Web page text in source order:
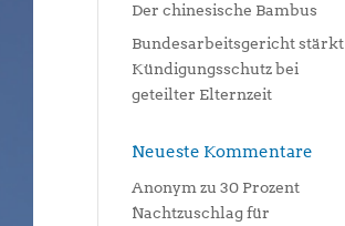
Der chinesische Bambus
Bundesarbeitsgericht stärkt
Kündigungsschutz bei
geteilter Elternzeit
Neueste Kommentare
Anonym zu30 Prozent
Nachtzuschlag für